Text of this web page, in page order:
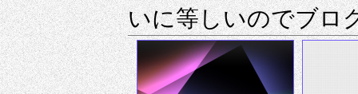
いに等しいのでブロ